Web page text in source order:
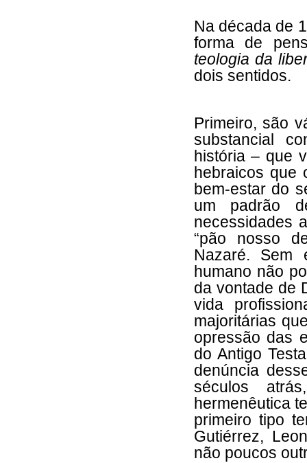
Na década de
forma de
teologia da
dois sentidos.
Primeiro, são
substancial
história – que
hebraicos que
bem-estar do
um padrão
necessidades
“pão nosso
Nazaré. Sem
humano não
da vontade de
vida
majoritárias
opressão das
do Antigo
denúncia
séculos
hermenêutica
primeiro tipo
Gutiérrez,
não poucos